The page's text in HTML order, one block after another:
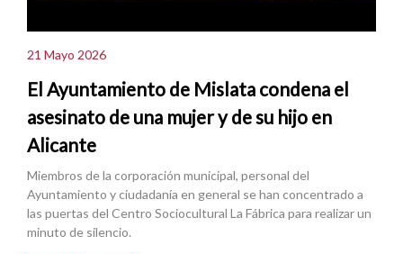
21 Mayo 2026
El Ayuntamiento de Mislata condena el
asesinato de una mujer y de su hijo en
Alicante
Miembros de la corporación municipal, personal del
Ayuntamiento y ciudadanía en general se han concentrado a
las puertas del Centro Sociocultural La Fábrica para realizar un
minuto de silencio.